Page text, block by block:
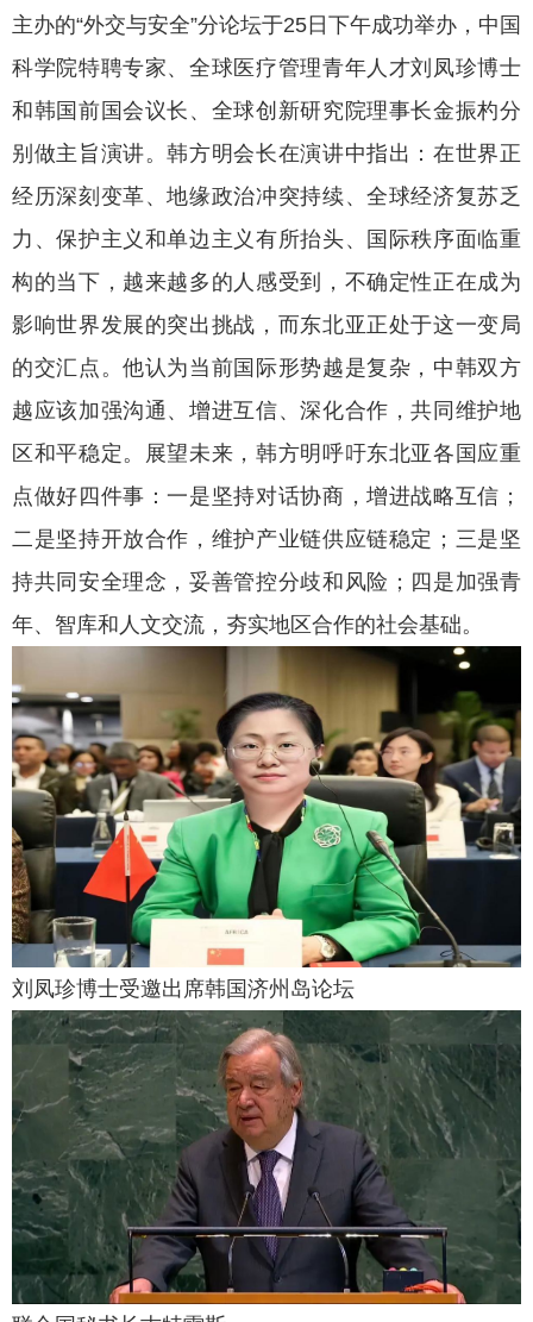
主办的“外交与安全”分论坛于25日下午成功举办，中国
科学院特聘专家、全球医疗管理青年人才刘凤珍博士
和韩国前国会议长、全球创新研究院理事长金振杓分
别做主旨演讲。韩方明会长在演讲中指出：在世界正
经历深刻变革、地缘政治冲突持续、全球经济复苏乏
力、保护主义和单边主义有所抬头、国际秩序面临重
构的当下，越来越多的人感受到，不确定性正在成为
影响世界发展的突出挑战，而东北亚正处于这一变局
的交汇点。他认为当前国际形势越是复杂，中韩双方
越应该加强沟通、增进互信、深化合作，共同维护地
区和平稳定。展望未来，韩方明呼吁东北亚各国应重
点做好四件事：一是坚持对话协商，增进战略互信；
二是坚持开放合作，维护产业链供应链稳定；三是坚
持共同安全理念，妥善管控分歧和风险；四是加强青
年、智库和人文交流，夯实地区合作的社会基础。
刘凤珍博士受邀出席韩国济州岛论坛